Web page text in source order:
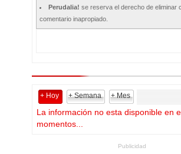
Perudalia! se reserva el derecho de eliminar
comentario inapropiado.
+ Hoy + Semana + Mes
La información no esta disponible en
momentos...
Publicidad